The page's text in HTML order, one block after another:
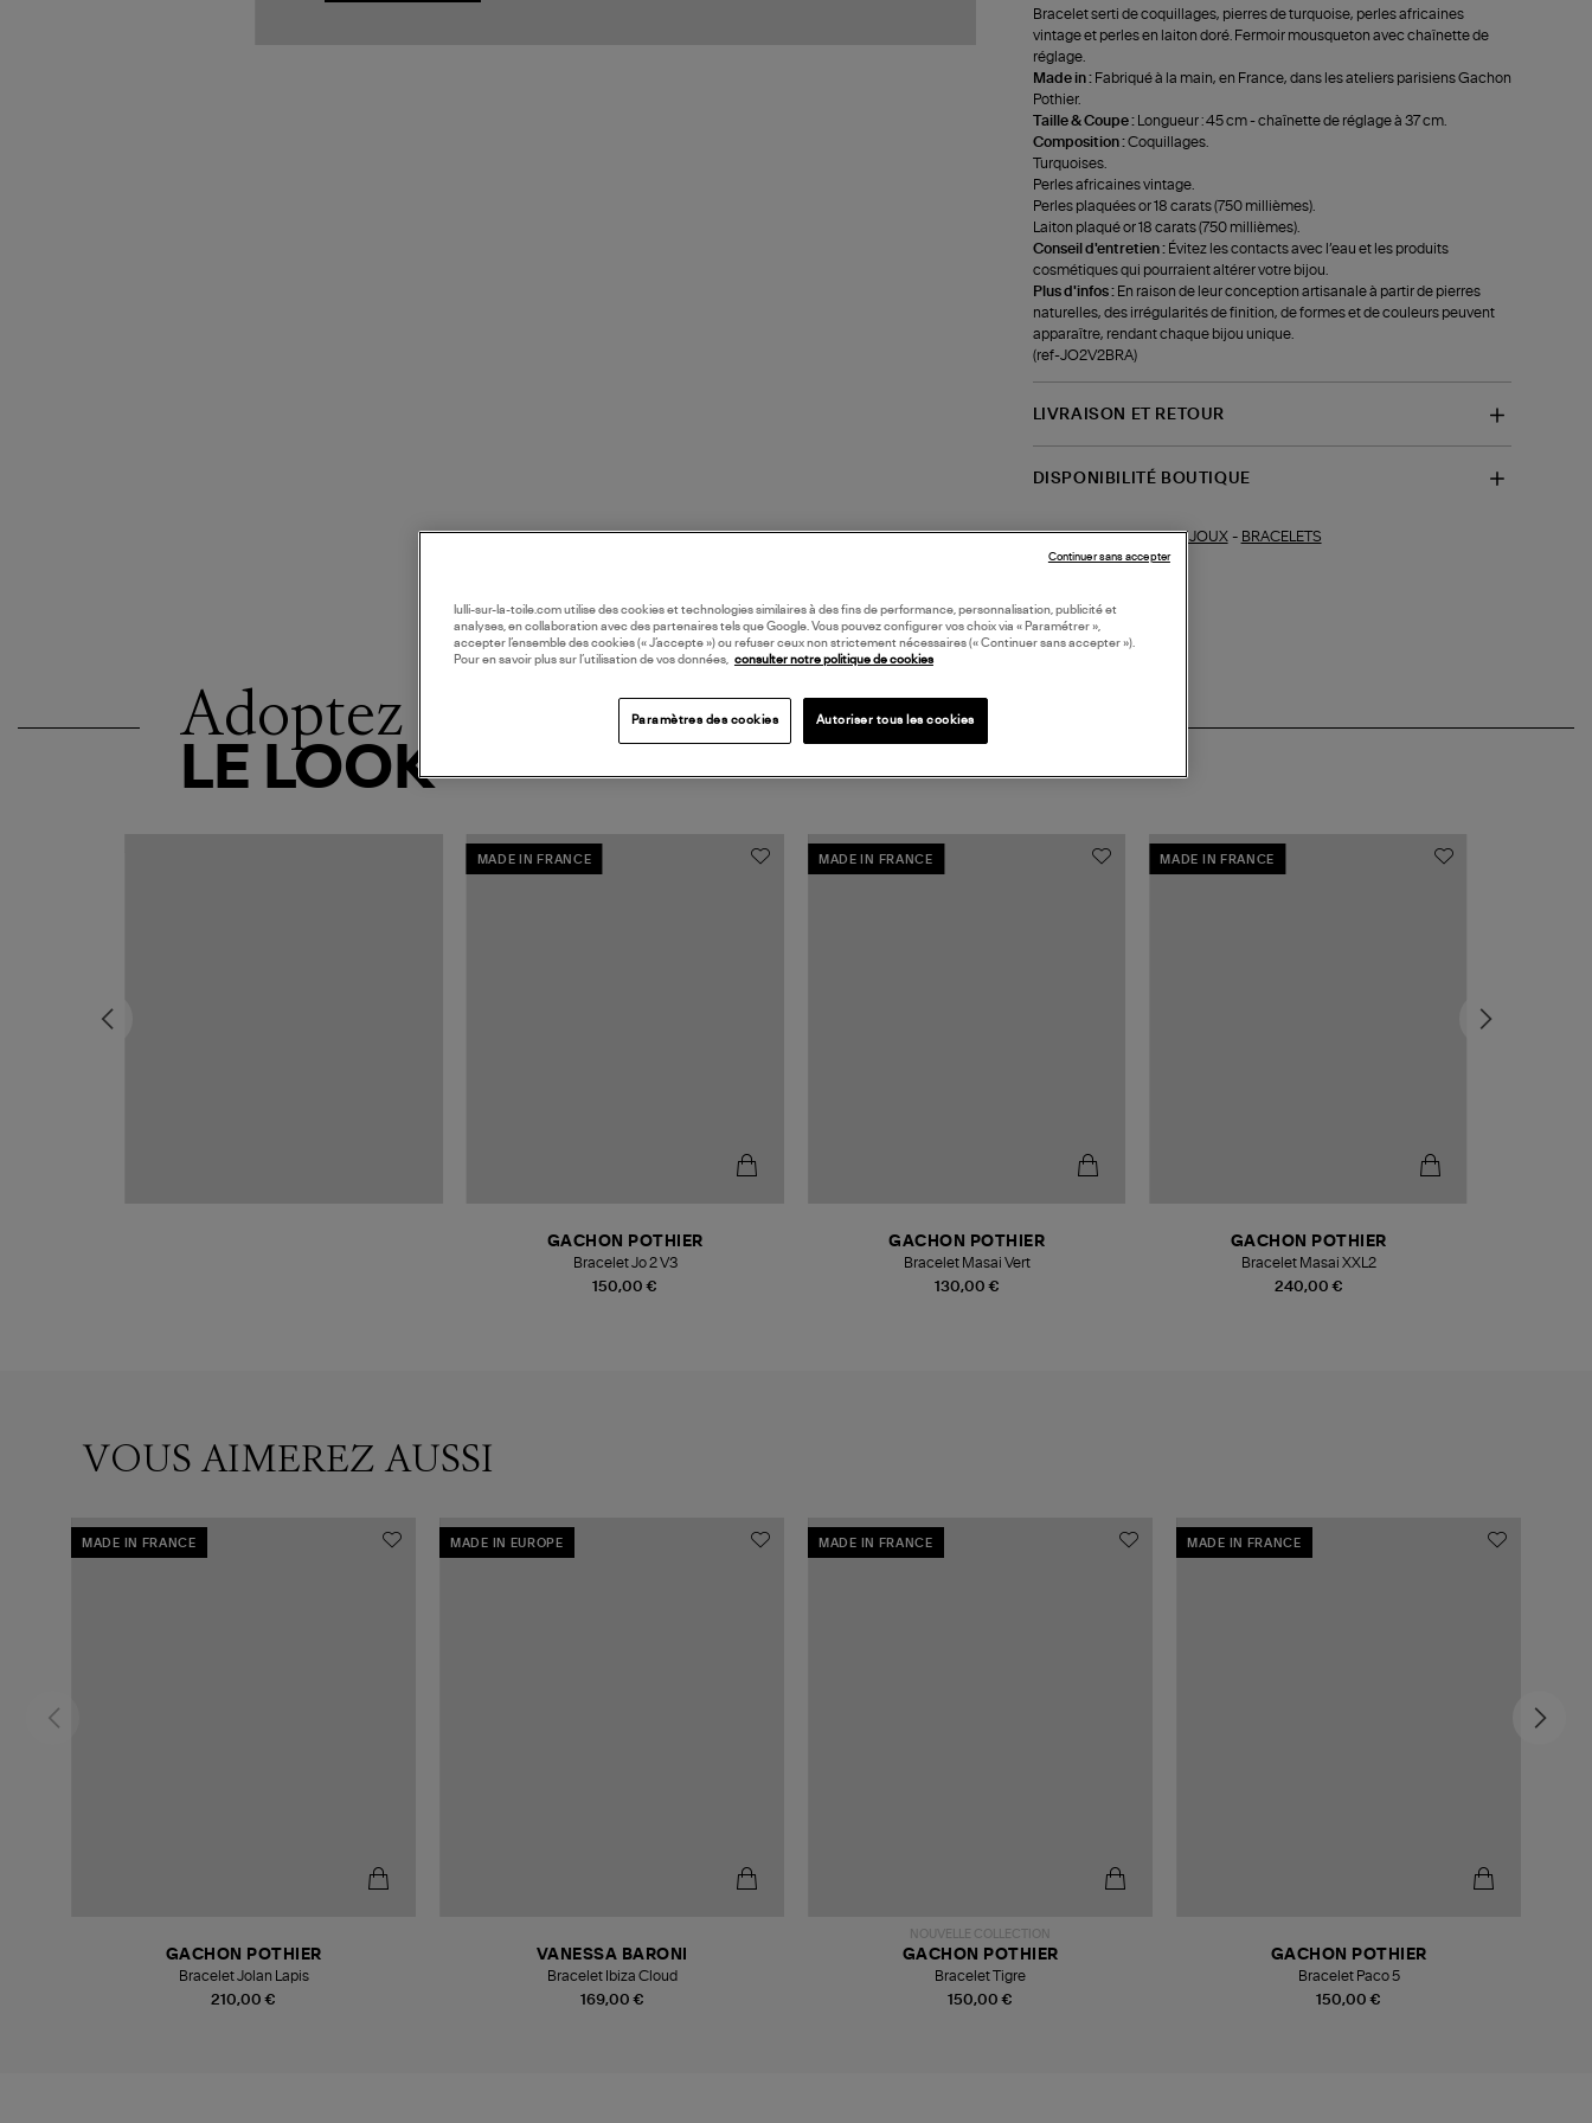
Bracelet serti de coquillages, pierres de turquoise, perles africaines
vintage et perles en laiton doré. Fermoir mousqueton avec chaînette de
réglage.
Made in : Fabriqué à la main, en France, dans les ateliers parisiens Gachon
Pothier.
Taille & Coupe :
Longueur : 45 cm - chaînette de réglage à 37 cm.
Composition :Coquillages.
Turquoises.
Perles africaines vintage.
Perles plaquées or 18 carats (750 millièmes).
Laiton plaqué or 18 carats (750 millièmes).
Conseil d'entretien : Évitez les contacts avec l’eau et les produits
cosmétiques qui pourraient altérer votre bijou.
Plus d'infos : En raison de leur conception artisanale à partir de pierres
naturelles, des irrégularités de finition, de formes et de couleurs peuvent
apparaître, rendant chaque bijou unique.
(ref-JO2V2BRA)
LIVRAISON ET RETOUR
DISPONIBILITÉ BOUTIQUE
Collections similaires :BIJOUX- BRACELETS
Adoptez
LE LOOK
MADE IN FRANCE
150,00 €
GACHON POTHIER
Bracelet Jo 2 V3
MADE IN FRANCE
130,00 €
GACHON POTHIER
Bracelet Masai Vert
MADE IN FRANCE
240,00 €
GACHON POTHIER
Bracelet Masai XXL2
VOUS AIMEREZ AUSSI
MADE IN FRANCE
210,00 €
GACHON POTHIER
Bracelet Jolan Lapis
MADE IN EUROPE
169,00 €
VANESSA BARONI
Bracelet Ibiza Cloud
MADE IN FRANCE
NOUVELLE COLLECTION
150,00 €
GACHON POTHIER
Bracelet Tigre
MADE IN FRANCE
150,00 €
GACHON POTHIER
Bracelet Paco 5
lulli-sur-la-toile.com utilise des cookies et technologies similaires à des fins de performance, personnalisation, publicité et
analyses, en collaboration avec des partenaires tels que Google. Vous pouvez configurer vos choix via « Paramétrer »,
accepter l’ensemble des cookies (« J’accepte ») ou refuser ceux non strictement nécessaires (« Continuer sans accepter »).
Pour en savoir plus sur l’utilisation de vos données, consulter notre politique de cookies
Paramètres des cookies Autoriser tous les cookies
Continuer sans accepter